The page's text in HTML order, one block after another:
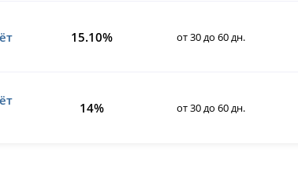
15.10% от 30 до 60 дн.
14% от 30 до 60 дн.